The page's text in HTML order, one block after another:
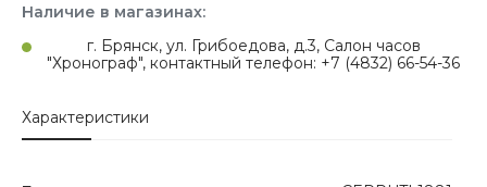
Наличие в магазинах:
г. Брянск, ул. Грибоедова, д.3, Салон часов
"Хронограф", контактный телефон: +7 (4832) 66-54-36
Характеристики